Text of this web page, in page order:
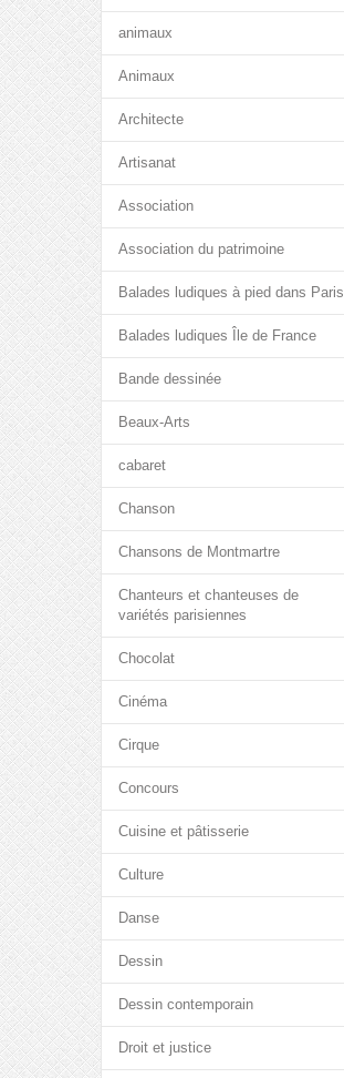
animaux
Animaux
Architecte
Artisanat
Association
Association du patrimoine
Balades ludiques à pied dans Paris
Balades ludiques Île de France
Bande dessinée
Beaux-Arts
cabaret
Chanson
Chansons de Montmartre
Chanteurs et chanteuses de
variétés parisiennes
Chocolat
Cinéma
Cirque
Concours
Cuisine et pâtisserie
Culture
Danse
Dessin
Dessin contemporain
Droit et justice